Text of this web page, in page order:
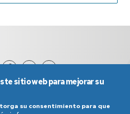
sitio web para mejorar su
su consentimiento para que